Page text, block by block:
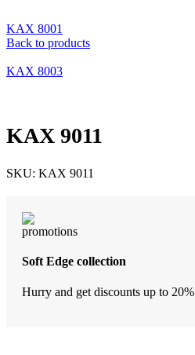
KAX 8001
Back to products
KAX 8003
KAX 9011
SKU: KAX 9011
Soft Edge collection
Hurry and get discounts up to 20%